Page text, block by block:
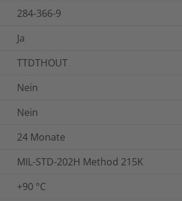
284-366-9
Ja
TTDTHOUT
Nein
Nein
24 Monate
MIL-STD-202H Method 215K
+90 °C